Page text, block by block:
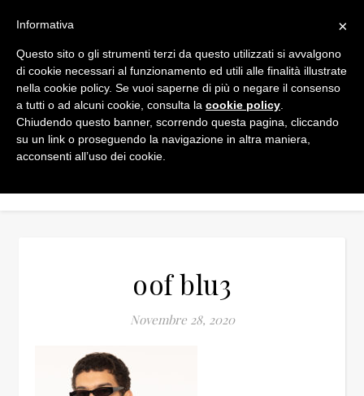
oof blu3
Novembre 28, 2020
×
Informativa
Questo sito o gli strumenti terzi da questo utilizzati si avvalgono
di cookie necessari al funzionamento ed utili alle finalità illustrate
nella cookie policy. Se vuoi saperne di più o negare il consenso
a tutti o ad alcuni cookie, consulta la cookie policy
Chiudendo questo banner, scorrendo questa pagina, cliccando
su un link o proseguendo la navigazione in altra maniera,
acconsenti all’uso dei cookie.